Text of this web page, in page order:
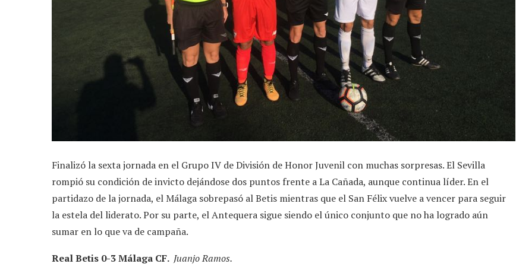
Finalizó la sexta jornada en el Grupo IV de División de Honor Juvenil con muchas sorpresas. El Sevilla
rompió su condición de invicto dejándose dos puntos frente a La Cañada, aunque continua líder. En el
partidazo de la jornada, el Málaga sobrepasó al Betis mientras que el San Félix vuelve a vencer para seguir
la estela del liderato. Por su parte, el Antequera sigue siendo el único conjunto que no ha logrado aún
sumar en lo que va de campaña.
Real Betis 0-3 Málaga CF. Juanjo Ramos.